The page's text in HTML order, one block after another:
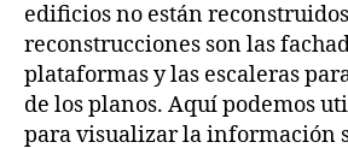
edificios no están
reconstrucciones son las
plataformas y las escaleras
de los planos. Aquí podemos
para visualizar la información